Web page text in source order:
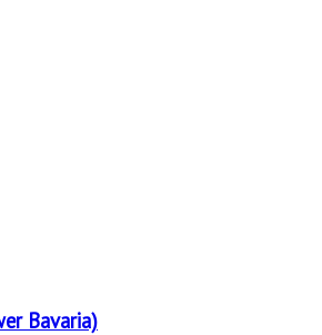
Bavaria)